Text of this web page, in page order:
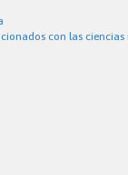
con las ciencias